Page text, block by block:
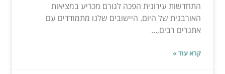
התחדשות עירונית הפכה לגורם מכריע במציאות
האורבנית של היום. היישובים שלנו מתמודדים עם
אתגרים רבים,...
קרא עוד »